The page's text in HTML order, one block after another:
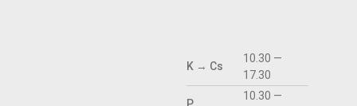
K → Cs
10.30 —
17.30
P
10.30 —